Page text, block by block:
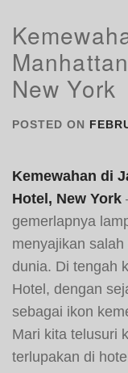
New York
POSTED ON
Kemewahan di
Hotel, New York
gemerlapnya
menyajikan
dunia. Di tengah
Hotel, dengan
sebagai ikon
Mari kita telusuri
terlupakan di